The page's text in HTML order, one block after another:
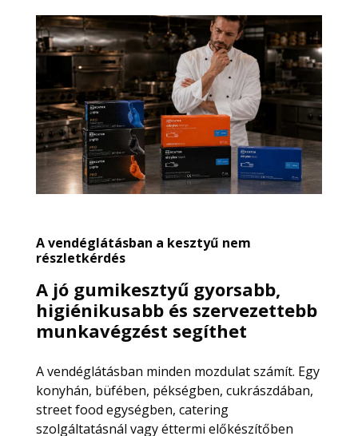
A vendéglátásban a kesztyű nem
részletkérdés
A jó gumikesztyű gyorsabb,
higiénikusabb és szervezettebb
munkavégzést segíthet
A vendéglátásban minden mozdulat számít. Egy
konyhán, büfében, pékségben, cukrászdában,
street food egységben, catering
szolgáltatásnál vagy éttermi előkészítőben